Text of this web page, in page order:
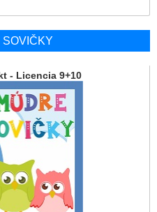
SOVIČKY
- Licencia 9+10